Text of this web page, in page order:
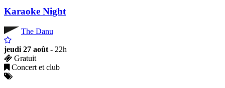
Karaoke Night
The Danu
jeudi 27 août - 22h
Gratuit
Concert et club